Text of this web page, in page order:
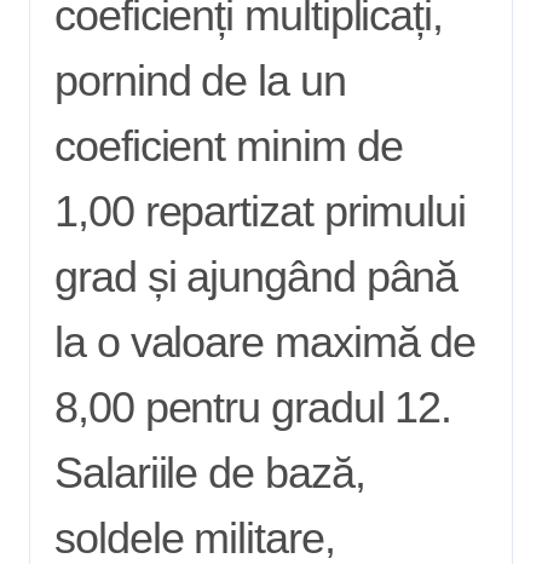
coeficienți multiplicați,
pornind de la un
coeficient minim de
1,00 repartizat primului
grad și ajungând până
la o valoare maximă de
8,00 pentru gradul 12.
Salariile de bază,
soldele militare,